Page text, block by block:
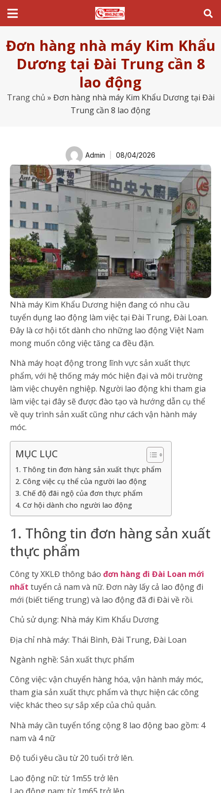
Đơn hàng nhà máy Kim Khẩu
Dương tại Đài Trung cần 8
lao động
Trang chủ » Đơn hàng nhà máy Kim Khẩu Dương tại Đài
Trung cần 8 lao động
Admin 08/04/2026
Nhà máy Kim Khẩu Dương hiện đang có nhu cầu
tuyển dụng lao động làm việc tại Đài Trung, Đài Loan.
Đây là cơ hội tốt dành cho những lao động Việt Nam
mong muốn công việc tăng ca đều đặn.
Nhà máy hoạt động trong lĩnh vực sản xuất thực
phẩm, với hệ thống máy móc hiện đại và môi trường
làm việc chuyên nghiệp. Người lao động khi tham gia
làm việc tại đây sẽ được đào tạo và hướng dẫn cụ thể
về quy trình sản xuất cũng như cách vận hành máy
móc.
MỤC LỤC
1. Thông tin đơn hàng sản xuất thực phẩm
2. Công việc cụ thể của người lao động
3. Chế độ đãi ngộ của đơn thực phẩm
4. Cơ hội dành cho người lao động
1. Thông tin đơn hàng sản xuất
thực phẩm
Công ty XKLĐ thông báo đơn hàng đi Đài Loan mới
nhất tuyển cả nam và nữ. Đơn này lấy cả lao động đi
mới (biết tiếng trung) và lao động đã đi Đài về rồi.
Chủ sử dụng: Nhà máy Kim Khẩu Dương
Địa chỉ nhà máy: Thái Bình, Đài Trung, Đài Loan
Ngành nghề: Sản xuất thực phẩm
Công việc: vận chuyển hàng hóa, vận hành máy móc,
tham gia sản xuất thực phẩm và thực hiện các công
việc khác theo sự sắp xếp của chủ quản.
Nhà máy cần tuyển tổng cộng 8 lao động bao gồm: 4
nam và 4 nữ
Độ tuổi yêu cầu từ 20 tuổi trở lên.
Lao động nữ: từ 1m55 trở lên
Lao động nam: từ 1m65 trở lên.